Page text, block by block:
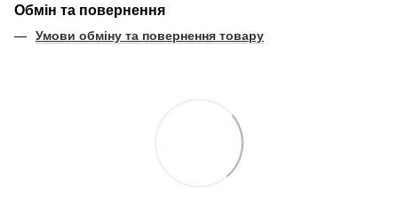
Обмін та повернення
Умови обміну та повернення товару